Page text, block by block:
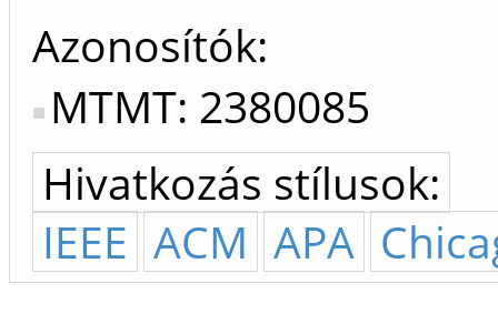
Azonosítók
MTMT: 2380085
Hivatkozás stílusok:
IEEE ACM APA